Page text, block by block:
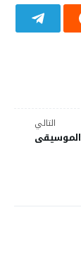
التالي